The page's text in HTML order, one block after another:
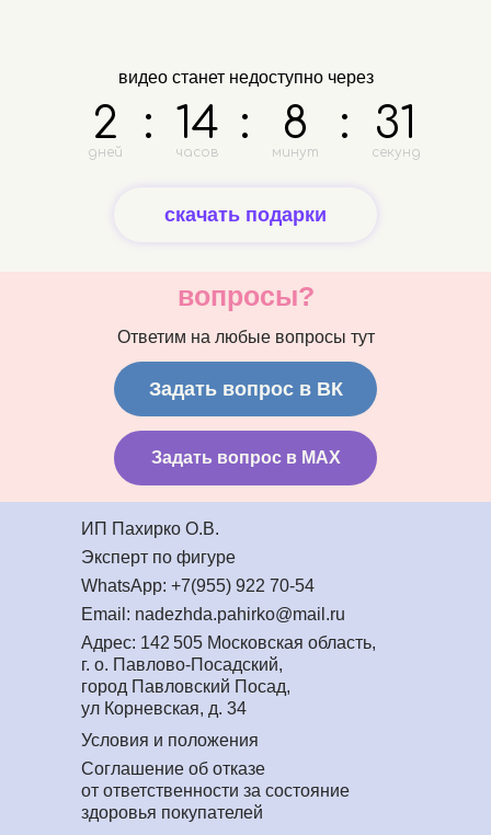
2
дней
: 14
часов
: 8
минут
: 31
секунд
видео станет недоступно через
скачать подарки
вопросы?
Ответим на любые вопросы тут
Задать вопрос в ВК
Задать вопрос в MAX
Условия и положения
ИП Пахирко О.В.
Эксперт по фигуре
WhatsApp: +7(955) 922 70-54
Email: nadezhda.pahirko@mail.ru
Адрес: 142 505 Московская область,
г. о. Павлово-Посадский,
город Павловский Посад,
ул Корневская, д. 34
Соглашение об отказе
от ответственности за состояние
здоровья покупателей